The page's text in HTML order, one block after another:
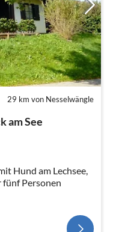
29 km von Nesselwängle
am See
Hund am Lechsee,
Personen